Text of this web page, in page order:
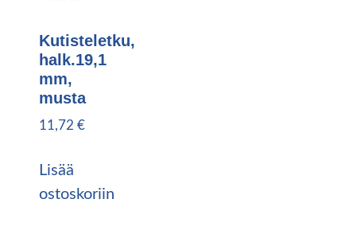
Kutisteletku,
halk.19,1
mm,
musta
11,72 €
Lisää
ostoskoriin